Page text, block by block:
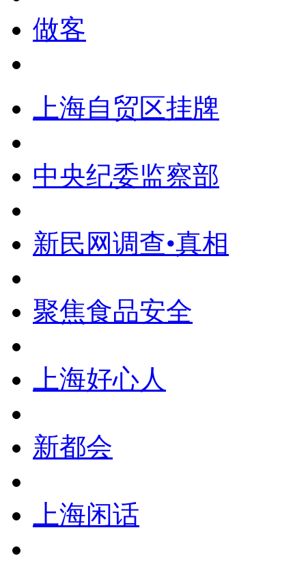
做客
上海自贸区挂牌
中央纪委监察部
新民网调查•真相
聚焦食品安全
上海好心人
新都会
上海闲话